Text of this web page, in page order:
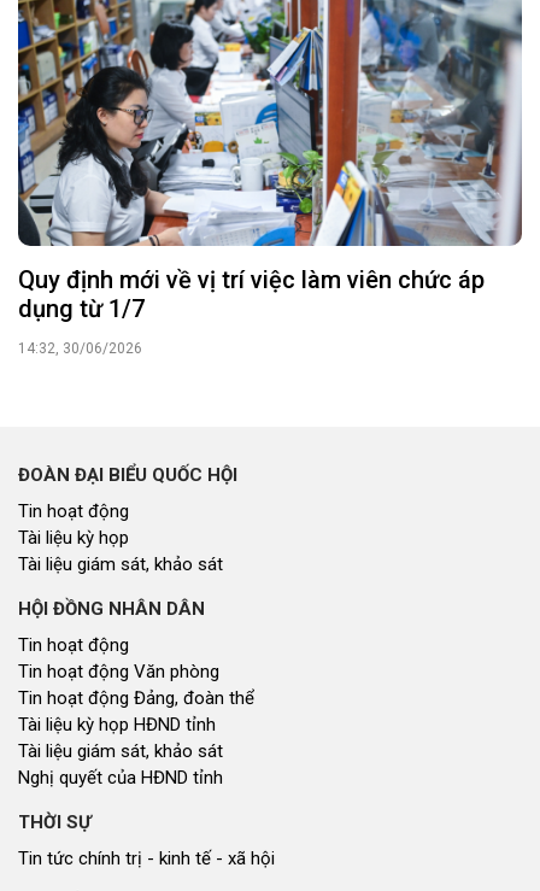
Quy định mới về vị trí việc làm viên chức áp
dụng từ 1/7
14:32, 30/06/2026
ĐOÀN ĐẠI BIỂU QUỐC HỘI
Tin hoạt động
Tài liệu kỳ họp
Tài liệu giám sát, khảo sát
HỘI ĐỒNG NHÂN DÂN
Tin hoạt động
Tin hoạt động Văn phòng
Tin hoạt động Đảng, đoàn thể
Tài liệu kỳ họp HĐND tỉnh
Tài liệu giám sát, khảo sát
Nghị quyết của HĐND tỉnh
THỜI SỰ
Tin tức chính trị - kinh tế - xã hội